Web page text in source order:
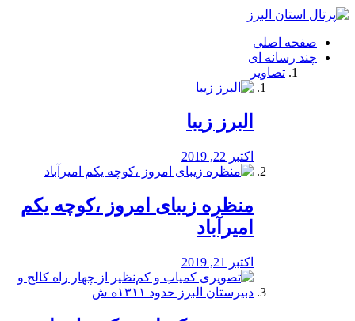
فصد
شرق
تهران
خشکشویی
صفحه اصلی
چند رسانه ای
تصاویر
البرز زیبا
اکتبر 22, 2019
منظره‌‌ زیبای امروز ،کوچه یکم
امیرآباد
اکتبر 21, 2019